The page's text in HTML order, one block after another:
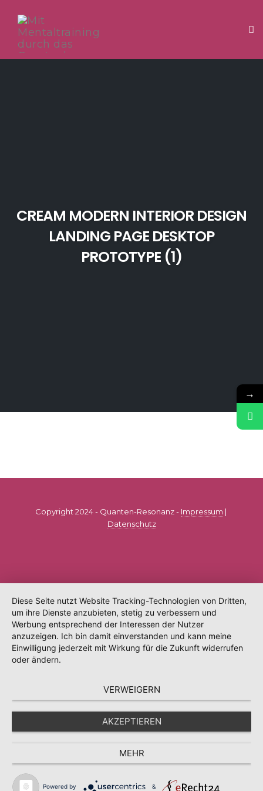
CREAM MODERN INTERIOR DESIGN
LANDING PAGE DESKTOP
PROTOTYPE (1)
Copyright 2024 - Quanten-Resonanz - Impressum |
Datenschutz
→
Diese Seite nutzt Website Tracking-Technologien von Dritten,
um ihre Dienste anzubieten, stetig zu verbessern und
Werbung entsprechend der Interessen der Nutzer
anzuzeigen. Ich bin damit einverstanden und kann meine
Einwilligung jederzeit mit Wirkung für die Zukunft widerrufen
oder ändern.
VERWEIGERN
AKZEPTIEREN
MEHR
Powered by &